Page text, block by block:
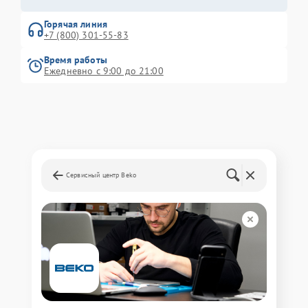
Горячая линия
+7 (800) 301-55-83
Время работы
Ежедневно с 9:00 до 21:00
Сервисный центр Beko